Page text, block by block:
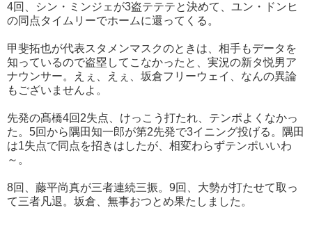
4回、シン・ミンジェが3盗テテテと決めて、ユン・ドンヒ
の同点タイムリーでホームに還ってくる。
甲斐拓也が代表スタメンマスクのときは、相手もデータを
知っているので盗塁してこなかったと、実況の新タ悦男ア
ナウンサー。えぇ、えぇ、坂倉フリーウェイ、なんの異論
もございませんよ。
先発の髙橋4回2失点、けっこう打たれ、テンポよくなかっ
た。5回から隅田知一郎が第2先発で3イニング投げる。隅田
は1失点で同点を招きはしたが、相変わらずテンポいいわ
～。
8回、藤平尚真が三者連続三振。9回、大勢が打たせて取っ
て三者凡退。坂倉、無事おつとめ果たしました。